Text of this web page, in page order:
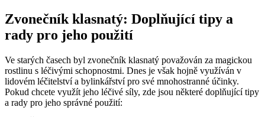
Zvonečník klasnatý: Doplňující tipy a
rady pro jeho použití
Ve starých časech byl zvonečník klasnatý považován za magickou
rostlinu s léčivými schopnostmi. Dnes je však hojně využíván v
lidovém léčitelství a bylinkářství pro své mnohostranné účinky.
Pokud chcete využít jeho léčivé síly, zde jsou některé doplňující tipy
a rady pro jeho správné použití: